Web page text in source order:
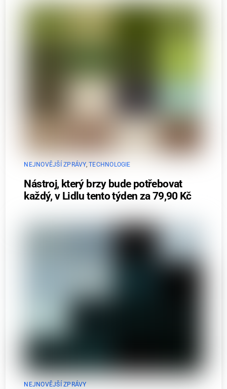
NEJNOVĚJŠÍ ZPRÁVY,TECHNOLOGIE
Nástroj, který brzy bude potřebovat
každý, v Lidlu tento týden za 79,90 Kč
NEJNOVĚJŠÍ ZPRÁVY